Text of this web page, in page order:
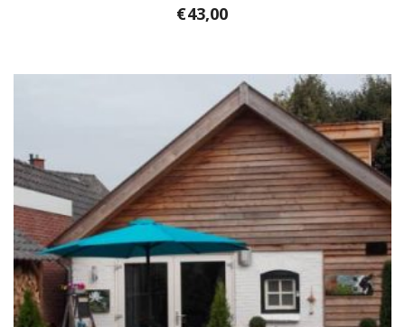
€43,00